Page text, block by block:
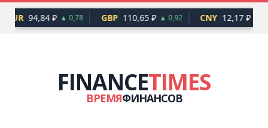
EUR 94,84 ₽ ▲ 0,78 GBP 110,65 ₽ ▲ 0,92 CNY 12,17 ₽
FINANCETIMES
ВРЕМЯФИНАНСОВ